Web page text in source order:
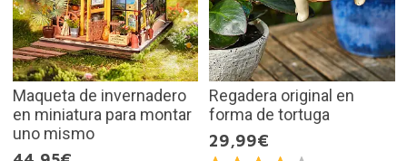
Maqueta de invernadero
en miniatura para montar
uno mismo
Regadera original en
forma de tortuga
29,99€